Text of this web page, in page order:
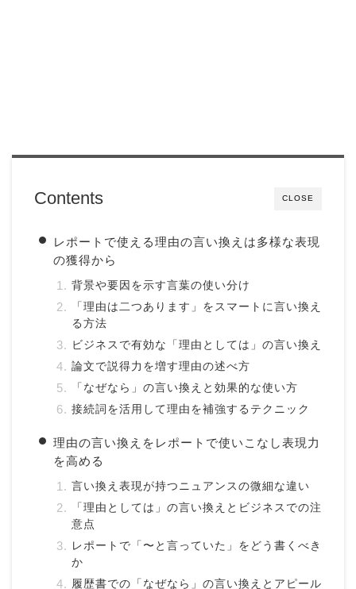
CLOSE
Contents
レポートで使える理由の言い換えは多様な表現
の獲得から
背景や要因を示す言葉の使い分け
「理由は二つあります」をスマートに言い換え
る方法
ビジネスで有効な「理由としては」の言い換え
論文で説得力を増す理由の述べ方
「なぜなら」の言い換えと効果的な使い方
接続詞を活用して理由を補強するテクニック
理由の言い換えをレポートで使いこなし表現力
を高める
言い換え表現が持つニュアンスの微細な違い
「理由としては」の言い換えとビジネスでの注
意点
レポートで「〜と言っていた」をどう書くべき
か
履歴書での「なぜなら」の言い換えとアピール